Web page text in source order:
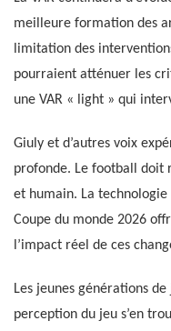
meilleure formation des
limitation des
pourraient atténuer les
une VAR « light » qui
Giuly et d’autres voix
profonde. Le football doit
et humain. La
Coupe du monde 2026
l’impact réel de ces
Les jeunes générations
perception du jeu s’en